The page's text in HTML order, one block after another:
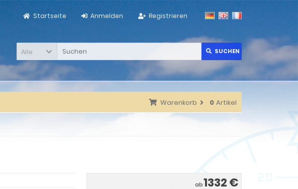
Registrieren
Anmelden
Startseite
Alle SUCHEN
Warenkorb 0 Artikel
ab1332 €